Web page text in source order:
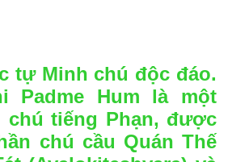
tự Minh chú độc đáo.
Padme Hum là một
chú tiếng Phạn, được
chú cầu Quán Thế